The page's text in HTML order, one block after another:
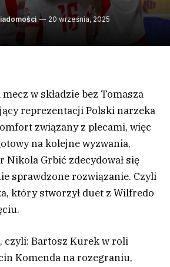
20 września, 2025
w składzie bez Tomasza
reprezentacji Polski narzeka
związany z plecami, więc
na kolejne wyzwania,
Nikola Grbić zdecydował się
sprawdzone rozwiązanie. Czyli
który stworzył duet z Wilfredo
czyli: Bartosz Kurek w roli
Komenda na rozegraniu,